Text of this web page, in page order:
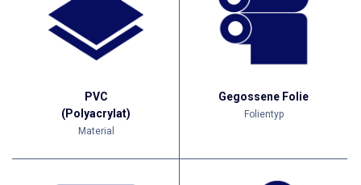
PVC
(Polyacrylat)
Material
Gegossene Folie
Folientyp